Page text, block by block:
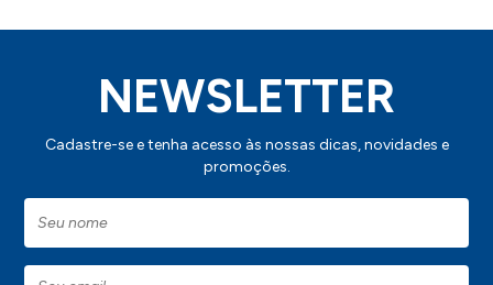
NEWSLETTER
Cadastre-se e tenha acesso às nossas dicas, novidades e
promoções.